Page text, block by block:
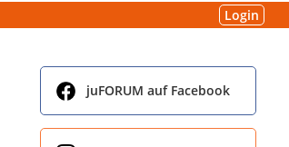
Login
juFORUM auf Facebook